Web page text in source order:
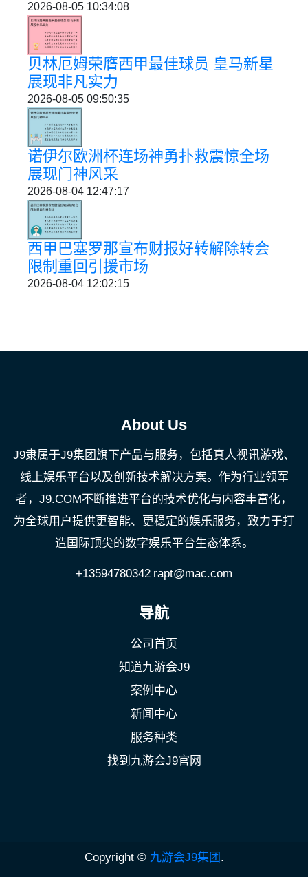
2026-08-05 10:34:08
贝林厄姆荣膺西甲最佳球员 皇马新星
展现非凡实力
2026-08-05 09:50:35
诺伊尔欧洲杯连场神勇扑救震惊全场
展现门神风采
2026-08-04 12:47:17
西甲巴塞罗那宣布财报好转解除转会
限制重回引援市场
2026-08-04 12:02:15
About Us
J9隶属于J9集团旗下产品与服务，包括真人视讯游戏、
线上娱乐平台以及创新技术解决方案。作为行业领军
者，J9.COM不断推进平台的技术优化与内容丰富化，
为全球用户提供更智能、更稳定的娱乐服务，致力于打
造国际顶尖的数字娱乐平台生态体系。
+13594780342 rapt@mac.com
导航
公司首页
知道九游会J9
案例中心
新闻中心
服务种类
找到九游会J9官网
Copyright © 九游会J9集团 .